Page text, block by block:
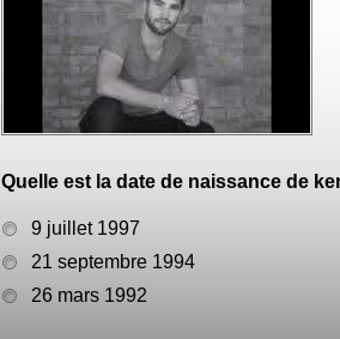
Quelle est la date de naissance de
9 juillet 1997
21 septembre 1994
26 mars 1992